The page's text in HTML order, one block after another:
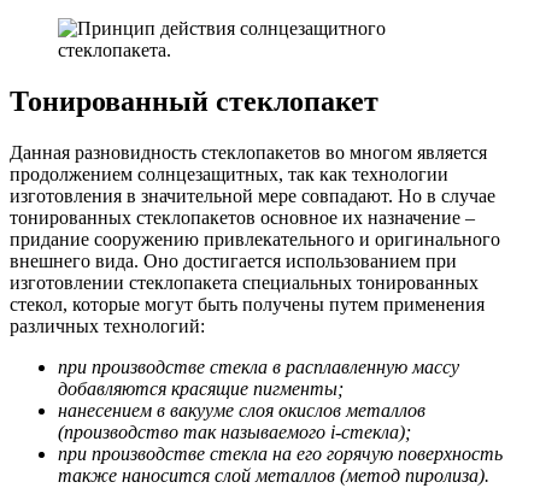
Тонированный стеклопакет
Данная разновидность стеклопакетов во многом является
продолжением солнцезащитных, так как технологии
изготовления в значительной мере совпадают. Но в случае
тонированных стеклопакетов основное их назначение –
придание сооружению привлекательного и оригинального
внешнего вида. Оно достигается использованием при
изготовлении стеклопакета специальных тонированных
стекол, которые могут быть получены путем применения
различных технологий:
при производстве стекла в расплавленную массу
добавляются красящие пигменты;
нанесением в вакууме слоя окислов металлов
(производство так называемого i-стекла);
при производстве стекла на его горячую поверхность
также наносится слой металлов (метод пиролиза).